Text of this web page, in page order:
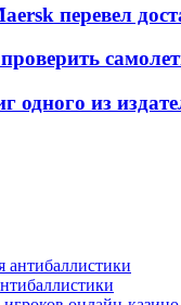
перевел
из